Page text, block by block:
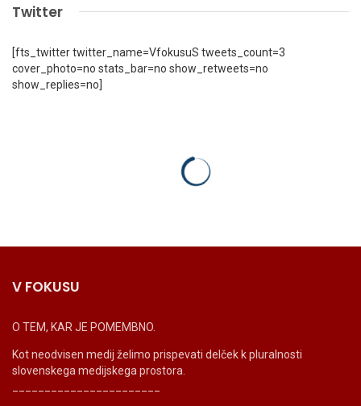
Twitter
[fts_twitter twitter_name=VfokusuS tweets_count=3
cover_photo=no stats_bar=no show_retweets=no
show_replies=no]
V FOKUSU
O TEM, KAR JE POMEMBNO.
Kot neodvisen medij želimo prispevati delček k pluralnosti
slovenskega medijskega prostora.